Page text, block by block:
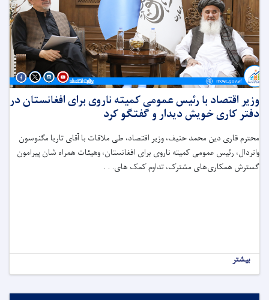
وزیر اقتصاد با رئیس عمومی کمیته ناروی برای افغانستان در
دفتر کاری خویش دیدار و گفتگو کرد
محترم قاری دین ‌محمد حنیف، وزیر اقتصاد، طی ملاقات با آقای تاریا مگنوسون
واتردال، رئیس عمومی کمیته ناروی برای افغانستان، وهیئات همراه شان پیرامون
گسترش همکاری‌های مشترک، تداوم کمک های. . .
بیشتر